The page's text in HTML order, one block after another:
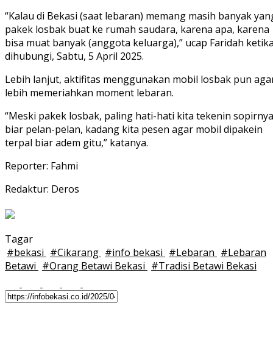
“Kalau di Bekasi (saat lebaran) memang masih banyak
pakek losbak buat ke rumah saudara, karena apa, karena
bisa muat banyak (anggota keluarga),” ucap Faridah
dihubungi, Sabtu, 5 April 2025.
Lebih lanjut, aktifitas menggunakan mobil losbak pun
lebih memeriahkan moment lebaran.
“Meski pakek losbak, paling hati-hati kita tekenin sopirnya
biar pelan-pelan, kadang kita pesen agar mobil dipakein
terpal biar adem gitu,” katanya.
Reporter: Fahmi
Redaktur: Deros
Tagar
#bekasi #Cikarang #info bekasi #Lebaran #Lebaran
Betawi #Orang Betawi Bekasi #Tradisi Betawi Bekasi